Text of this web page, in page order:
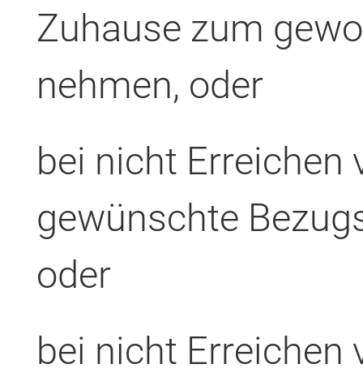
Zuhause zum
nehmen, oder
bei nicht Erreichen
gewünschte
oder
bei nicht Erreichen